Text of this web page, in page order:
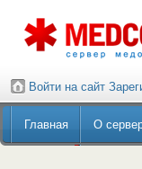
Войти на сайт
Главная О